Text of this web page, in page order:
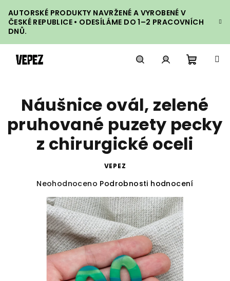
na
obsah
AUTORSKÉ PRODUKTY NAVRŽENÉ A VYROBENÉ V
ČESKÉ REPUBLICE • ODESÍLÁME DO 1–2 PRACOVNÍCH
DNŮ.
košík
Náušnice ovál, zelené
pruhované puzety pecky
z chirurgické oceli
VEPEZ
Průměrné
produktu
0,0
hvězdiček.
Neohodnoceno Podrobnosti hodnocení